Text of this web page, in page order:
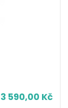
3 590,00 Kč